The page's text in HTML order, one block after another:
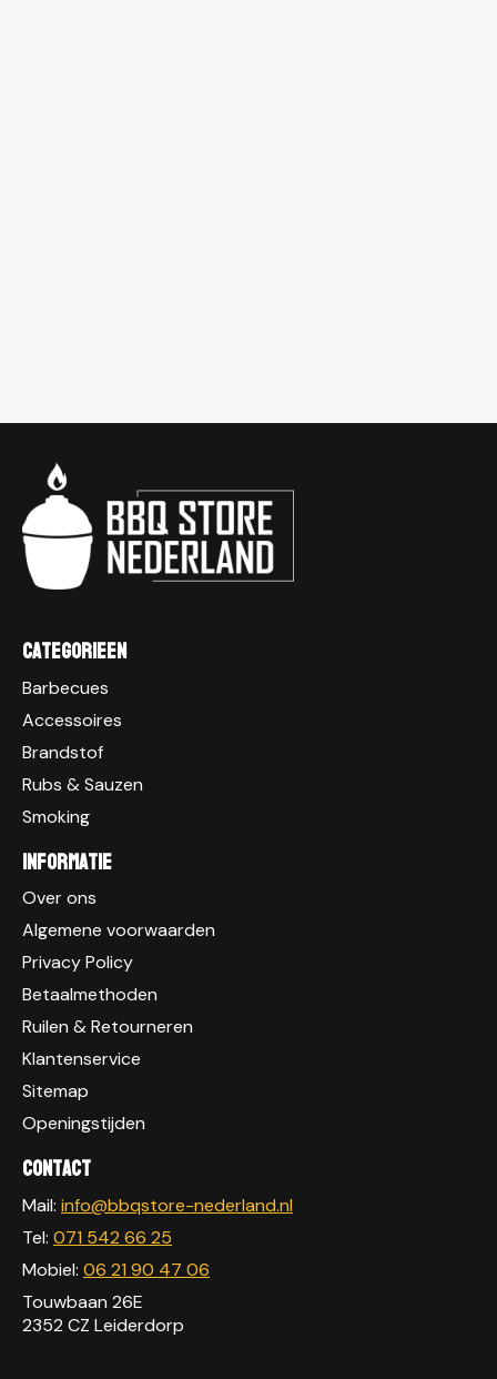
Categorieen
Barbecues
Accessoires
Brandstof
Rubs & Sauzen
Smoking
Informatie
Over ons
Algemene voorwaarden
Privacy Policy
Betaalmethoden
Ruilen & Retourneren
Klantenservice
Sitemap
Openingstijden
Contact
Mail: info@bbqstore-nederland.nl
Tel: 071 542 66 25
Mobiel: 06 21 90 47 06
Touwbaan 26E
2352 CZ Leiderdorp